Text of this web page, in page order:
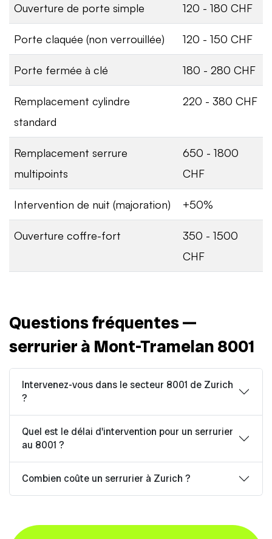
Ouverture de porte simple 120 - 180 CHF
Porte claquée (non verrouillée) 120 - 150 CHF
Porte fermée à clé 180 - 280 CHF
Remplacement cylindre
standard
220 - 380 CHF
Remplacement serrure
multipoints
650 - 1800
CHF
Intervention de nuit (majoration) +50%
Ouverture coffre-fort
350 - 1500
CHF
Questions fréquentes —
serrurier à Mont-Tramelan 8001
Intervenez-vous dans le secteur 8001 de Zurich
?
Quel est le délai d'intervention pour un serrurier
au 8001 ?
Combien coûte un serrurier à Zurich ?